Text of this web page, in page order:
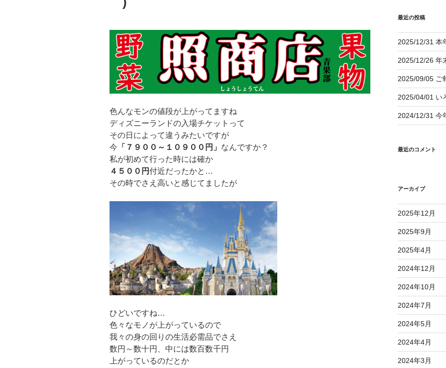
色んなモンの値段が上がってますね
ディズニーランドの入場チケットって
その日によって違うみたいですが
今 「７９００～１０９００円」 なんですか？
私が初めて行った時には確か
４５００円付近だったかと…
その時でさえ高いと感じてましたが
ひどいですね…
色々なモノが上がっているので
我々の身の回りの生活必需品でさえ
数円～数十円、中には数百数千円
上がっているのだとか
最近の投稿
2025/12/31 本
2025/12/26 年
2025/09/05 ご
2025/04/01 い
2024/12/31 今
最近のコメント
アーカイブ
2025年12月
2025年9月
2025年4月
2024年12月
2024年10月
2024年7月
2024年5月
2024年4月
2024年3月